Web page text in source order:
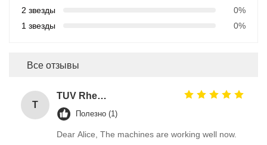
2 звезды
0%
1 звезды
0%
Все отзывы
T
TUV Rheinland
Полезно (1)
Dear Alice, The machines are working well now.